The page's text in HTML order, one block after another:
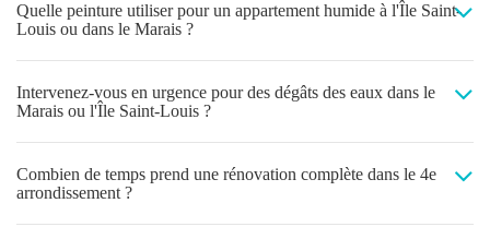
Quelle peinture utiliser pour un appartement humide à l'Île Saint-
Louis ou dans le Marais ?
Intervenez-vous en urgence pour des dégâts des eaux dans le
Marais ou l'Île Saint-Louis ?
Combien de temps prend une rénovation complète dans le 4e
arrondissement ?